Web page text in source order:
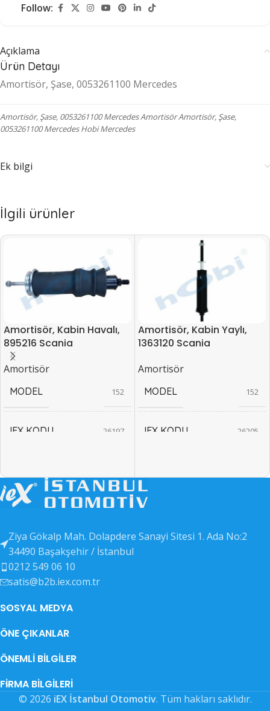
Follow:
Açıklama
Ürün Detayı
Amortisör, Şase, 0053261100 Mercedes
Amortisör, Şase, 0053261100 Mercedes Amortisör Amortisör, Şase,
0053261100 Mercedes Hobi Mercedes
Ek bilgi
İlgili ürünler
Amortisör, Kabin Havalı,
895216 Scania
Amortisör
MODEL 152
IEX KODU 26197
OEM KODU 26199
DIĞER KODLAR 26200
Amortisör, Kabin Yaylı,
1363120 Scania
Amortisör
MODEL 152
IEX KODU 26205
OEM KODU
Ziya Gökalp Mah. Dolapdere Sanayi Sitesi 1. Ada No:2
34490 Başakşehir / İstanbul
0212 549 06 10
satis@b2b.iex.com.tr
SOSYAL MEDYA
ÖNE ÇIKANLAR
ÖNEMLI BILGILER
FIRMA BILGILERI
© 2026 iEX İstanbul Otomotiv. Tüm hakları saklıdır.